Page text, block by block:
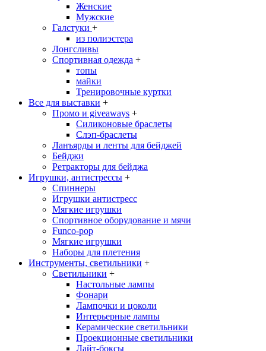
Женские
Мужские
Галстуки +
из полиэстера
Лонгсливы
Спортивная одежда +
топы
майки
Тренировочные куртки
Все для выставки +
Промо и giveaways +
Силиконовые браслеты
Cлэп-браслеты
Ланъярды и ленты для бейджей
Бейджи
Ретракторы для бейджа
Игрушки, антистрессы +
Спиннеры
Игрушки антистресс
Мягкие игрушки
Спортивное оборудование и мячи
Funco-pop
Мягкие игрушки
Наборы для плетения
Инструменты, светильники +
Светильники +
Настольные лампы
Фонари
Лампочки и цоколи
Интерьерные лампы
Керамические светильники
Проекционные светильники
Лайт-боксы